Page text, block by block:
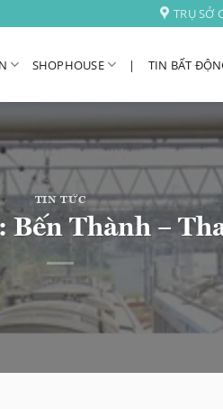
TRỤ SỞ
SHOPHOUSE | TIN BẤT
TIN TỨC
Bến Thành –